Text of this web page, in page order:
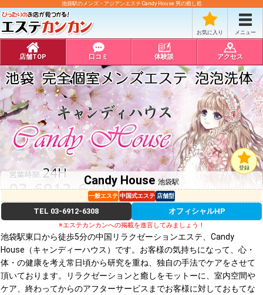
池袋駅のメンズ・アジアンエステ Candy House 男の癒し処
お気に入り メニュー
店舗TOP 口コミ 体験談 アクセス
Candy House 池袋駅
登録
一般エステ 中国式エステ 店舗型
TEL 03-6912-6308 オフィシャルHP
※エステカンカンへの掲載を進言してみましょう！
池袋駅東口から徒歩5分の中国リラクゼーションエステ、Candy
House（キャンディーハウス）です。お客様の気持ちになって、心・
体・の健康を考え常日頃から研究を重ね、独自の手法でケアをさせて
頂いております。リラクゼーションと癒しをモットーに、室内空間や
ケア、終わってからのアフターサービスまでお客様に対しておもてな